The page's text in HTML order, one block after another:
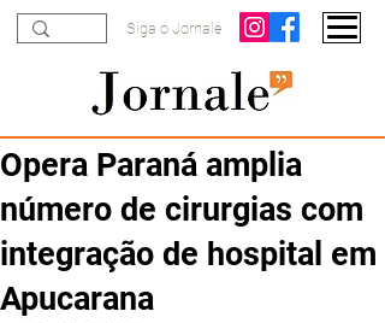
Siga o Jornale
Opera Paraná amplia
número de cirurgias com
integração de hospital em
Apucarana